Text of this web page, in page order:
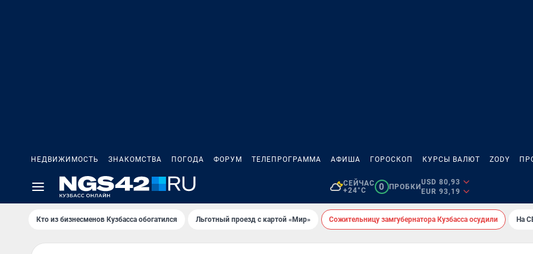
НЕДВИЖИМОСТЬ ЗНАКОМСТВА ПОГОДА ФОРУМ ТЕЛЕПРОГРАММА АФИША ГОРОСКОП КУРСЫ ВАЛЮТ ZODY
СЕЙЧАС
+24°C
0 ПРОБКИ
USD 80,93
EUR 93,19
Кто из бизнесменов Кузбасса обогатился Льготный проезд с картой «Мир» Сожительницу замгубернатора Кузбасса осудили На